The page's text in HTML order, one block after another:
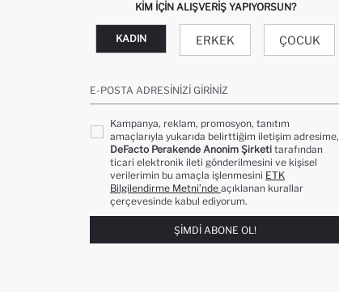
KIM IÇIN ALIŞVERIŞ YAPIYORSUN?
KADIN ERKEK ÇOCUK
E-POSTA ADRESINIZI GIRINIZ
Kampanya, reklam, promosyon, tanıtım
amaçlarıyla yukarıda belirttiğim iletişim adresime,
DeFacto Perakende Anonim Şirketi tarafından
ticari elektronik ileti gönderilmesini ve kişisel
verilerimin bu amaçla işlenmesini ETK
Bilgilendirme Metni’nde açıklanan kurallar
çerçevesinde kabul ediyorum.
ŞIMDI ABONE OL!